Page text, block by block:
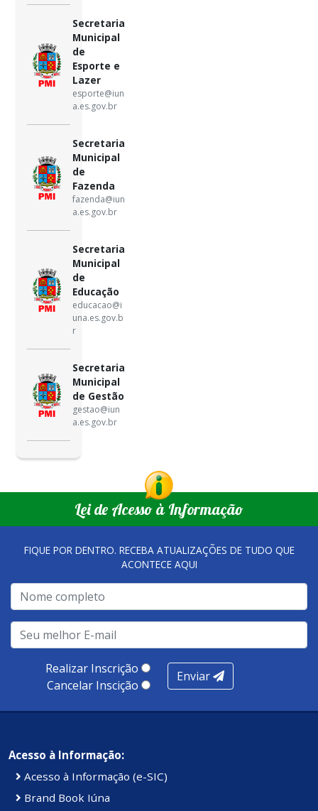
Secretaria
Municipal
de
Esporte e
Lazer
esporte@iun
a.es.gov.br
Secretaria
Municipal
de
Fazenda
fazenda@iun
a.es.gov.br
Secretaria
Municipal
de
Educação
educacao@i
una.es.gov.b
r
Secretaria
Municipal
de Gestão
gestao@iun
a.es.gov.br
Lei de Acesso à Informação
FIQUE POR DENTRO. RECEBA ATUALIZAÇÕES DE TUDO QUE
ACONTECE AQUI
Realizar Inscrição
Cancelar Inscição
Enviar
Acesso à Informação:
Acesso à Informação (e-SIC)
Brand Book Iúna